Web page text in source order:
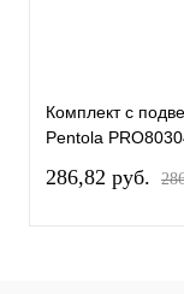
Комплект с
Pentola
286,82 pуб.